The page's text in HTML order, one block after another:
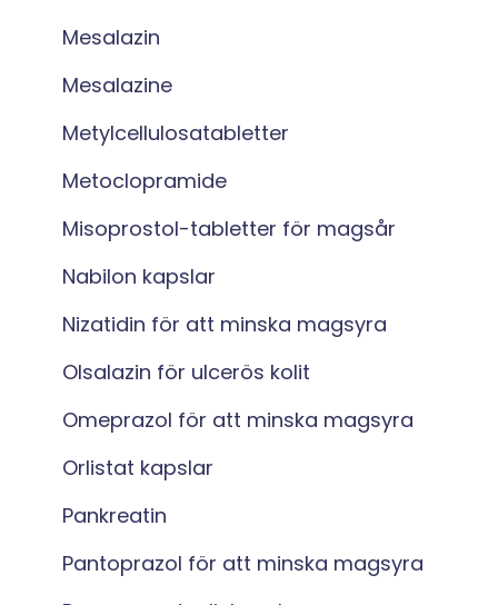
Mesalazin
Mesalazine
Metylcellulosatabletter
Metoclopramide
Misoprostol-tabletter för magsår
Nabilon kapslar
Nizatidin för att minska magsyra
Olsalazin för ulcerös kolit
Omeprazol för att minska magsyra
Orlistat kapslar
Pankreatin
Pantoprazol för att minska magsyra